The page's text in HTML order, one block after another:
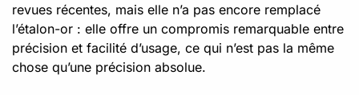
revues récentes, mais elle n’a pas encore remplacé
l’étalon-or : elle offre un compromis remarquable entre
précision et facilité d’usage, ce qui n’est pas la même
chose qu’une précision absolue.